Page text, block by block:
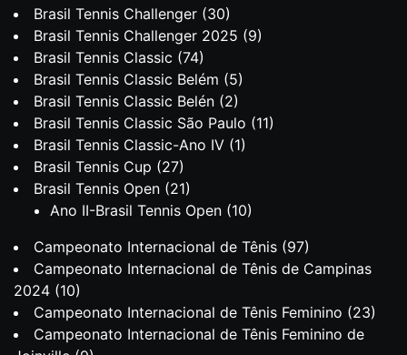
Brasil Tennis Challenger (30)
Brasil Tennis Challenger 2025 (9)
Brasil Tennis Classic (74)
Brasil Tennis Classic Belém (5)
Brasil Tennis Classic Belén (2)
Brasil Tennis Classic São Paulo (11)
Brasil Tennis Classic-Ano IV (1)
Brasil Tennis Cup (27)
Brasil Tennis Open (21)
Ano II-Brasil Tennis Open (10)
Campeonato Internacional de Tênis (97)
Campeonato Internacional de Tênis de Campinas
2024 (10)
Campeonato Internacional de Tênis Feminino (23)
Campeonato Internacional de Tênis Feminino de